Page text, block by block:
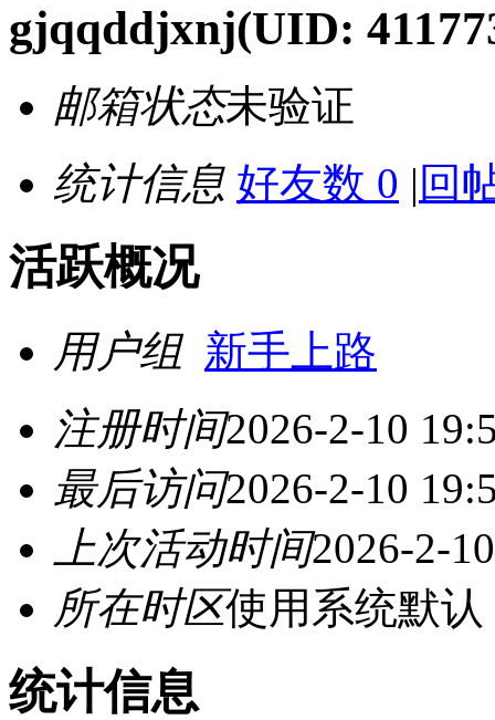
gjqqddjxnj(UID:
邮箱状态未验证
统计信息 好友数 0 | 回
活跃概况
用户组 新手上路
注册时间2026-2-10
最后访问2026-2-10
上次活动时间2026-2-
所在时区使用系统默认
统计信息